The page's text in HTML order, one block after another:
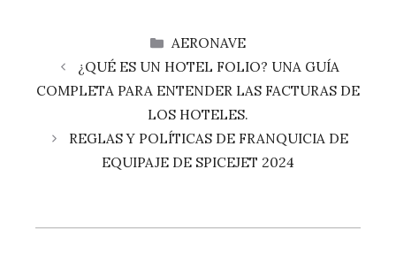
CATEGORÍAS
AERONAVE
¿QUÉ ES UN HOTEL FOLIO? UNA GUÍA
COMPLETA PARA ENTENDER LAS FACTURAS DE
LOS HOTELES.
REGLAS Y POLÍTICAS DE FRANQUICIA DE
EQUIPAJE DE SPICEJET 2024